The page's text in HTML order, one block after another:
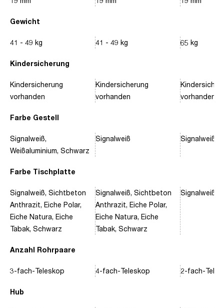
Gewicht
Kindersicherung
Farbe Gestell
Farbe Tischplatte
Anzahl Rohrpaare
Hub
41 - 49 kg
Kindersicherung
vorhanden
Signalweiß,
Weißaluminium, Schwarz
Signalweiß, Sichtbeton
Anthrazit, Eiche Polar,
Eiche Natura, Eiche
Tabak, Schwarz
3-fach-Teleskop
41 - 49 kg
Kindersicherung
vorhanden
Signalweiß
Signalweiß, Sichtbeton
Anthrazit, Eiche Polar,
Eiche Natura, Eiche
Tabak, Schwarz
4-fach-Teleskop
65 kg
vorhanden
Signalweiß,
Signalweiß,
2-fach-